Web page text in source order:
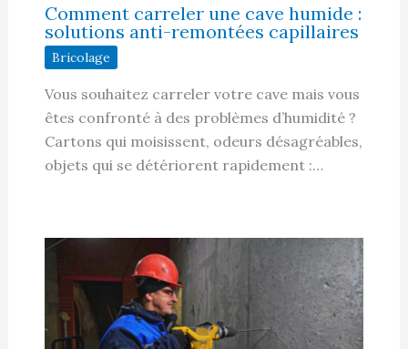
Comment carreler une cave humide :
solutions anti-remontées capillaires
Bricolage
Vous souhaitez carreler votre cave mais vous
êtes confronté à des problèmes d’humidité ?
Cartons qui moisissent, odeurs désagréables,
objets qui se détériorent rapidement :…